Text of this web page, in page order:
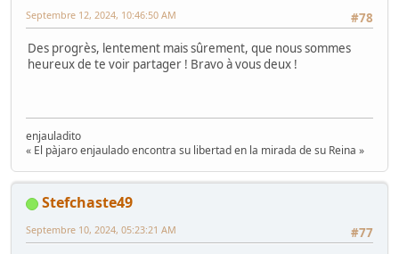
#78
Septembre 12, 2024, 10:46:50 AM
Des progrès, lentement mais sûrement, que nous sommes
heureux de te voir partager ! Bravo à vous deux !
enjauladito
« El pàjaro enjaulado encontra su libertad en la mirada de su Reina »
Stefchaste49
#77
Septembre 10, 2024, 05:23:21 AM